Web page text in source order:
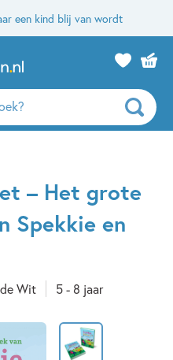
een kind blij van wordt
– Het grote
Spekkie en
Wit 5 - 8 jaar